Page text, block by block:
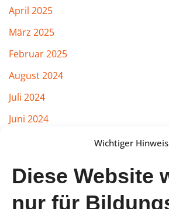
Wichtiger Hinweis
Diese Website
nur für
April 2025
März 2025
Februar 2025
August 2024
Juli 2024
Juni 2024
Januar 2024
August 2023